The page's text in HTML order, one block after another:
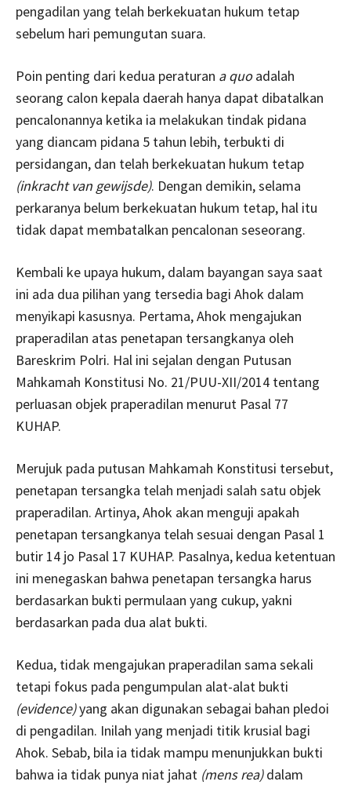
pengadilan yang telah berkekuatan hukum tetap
sebelum hari pemungutan suara.
Poin penting dari kedua peraturan a quoadalah
seorang calon kepala daerah hanya dapat dibatalkan
pencalonannya ketika ia melakukan tindak pidana
yang diancam pidana 5 tahun lebih, terbukti di
persidangan, dan telah berkekuatan hukum tetap
(inkracht van gewijsde). Dengan demikin, selama
perkaranya belum berkekuatan hukum tetap, hal itu
tidak dapat membatalkan pencalonan seseorang.
Kembali ke upaya hukum, dalam bayangan saya saat
ini ada dua pilihan yang tersedia bagi Ahok dalam
menyikapi kasusnya. Pertama, Ahok mengajukan
praperadilan atas penetapan tersangkanya oleh
Bareskrim Polri. Hal ini sejalan dengan Putusan
Mahkamah Konstitusi No. 21/PUU-XII/2014 tentang
perluasan objek praperadilan menurut Pasal 77
KUHAP.
Merujuk pada putusan Mahkamah Konstitusi tersebut,
penetapan tersangka telah menjadi salah satu objek
praperadilan. Artinya, Ahok akan menguji apakah
penetapan tersangkanya telah sesuai dengan Pasal 1
butir 14 jo Pasal 17 KUHAP. Pasalnya, kedua ketentuan
ini menegaskan bahwa penetapan tersangka harus
berdasarkan bukti permulaan yang cukup, yakni
berdasarkan pada dua alat bukti.
Kedua, tidak mengajukan praperadilan sama sekali
tetapi fokus pada pengumpulan alat-alat bukti
(evidence)yang akan digunakan sebagai bahan pledoi
di pengadilan. Inilah yang menjadi titik krusial bagi
Ahok. Sebab, bila ia tidak mampu menunjukkan bukti
bahwa ia tidak punya niat jahat (mens rea)dalam